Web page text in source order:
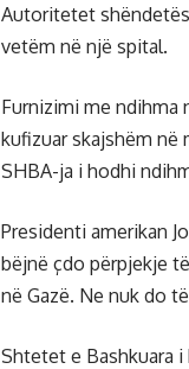
Autoritetet
vetëm në një spital.
Furnizimi me ndihma
kufizuar skajshëm në
SHBA-ja i hodhi
Presidenti amerikan
bëjnë çdo përpjekje
në Gazë. Ne nuk do
Shtetet e Bashkuara